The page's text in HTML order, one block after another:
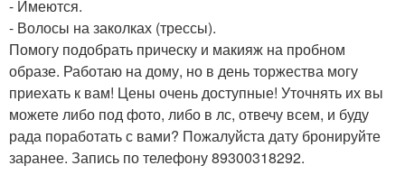
- Имеются.
- Волосы на заколках (трессы).
Помогу подобрать прическу и макияж на пробном
образе. Работаю на дому, но в день торжества могу
приехать к вам! Цены очень доступные! Уточнять их вы
можете либо под фото, либо в лс, отвечу всем, и буду
рада поработать с вами? Пожалуйста дату бронируйте
заранее. Запись по телефону 89300318292.